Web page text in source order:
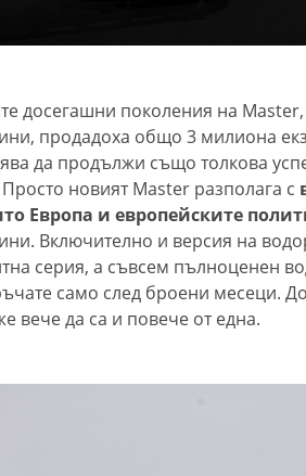
досегашни поколения на
продадоха общо 3 милиона
да продължи също толкова
новият Master разполага с
Европа и европейските
Включително и версия на
серия, а съвсем пълноценен
само след броени месеци.
вече да са и повече от една.